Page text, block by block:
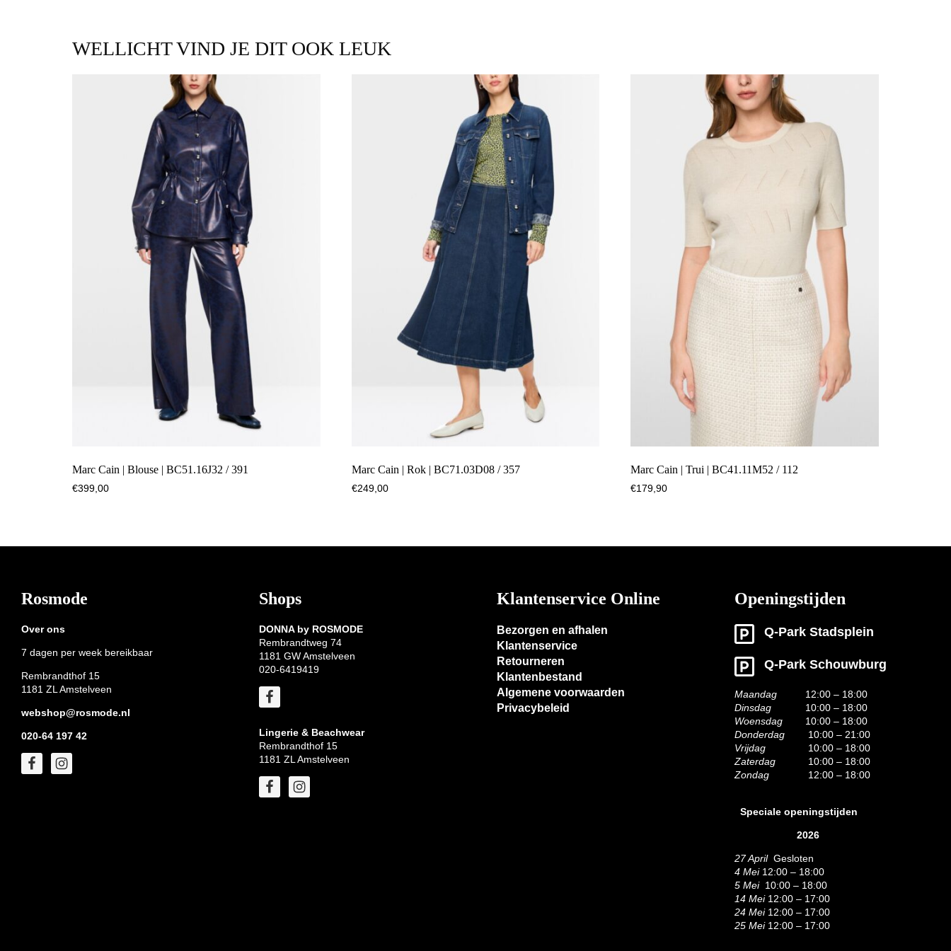
WELLICHT VIND JE DIT OOK LEUK
Marc Cain | Blouse | BC51.16J32 / 391
€399,00
Marc Cain | Rok | BC71.03D08 / 357
€249,00
Marc Cain | Trui | BC41.11M52 / 112
€179,90
Footer
Rosmode
Over ons
7 dagen per week bereikbaar
Rembrandthof 15
1181 ZL Amstelveen
webshop@rosmode.nl
020-64 197 42
Shops
DONNA by ROSMODE
Rembrandtweg 74
1181 GW Amstelveen
020-6419419
Lingerie & Beachwear
Rembrandthof 15
1181 ZL Amstelveen
Klantenservice Online
Bezorgen en afhalen
Klantenservice
Retourneren
Klantenbestand
Algemene voorwaarden
Privacybeleid
Openingstijden
Q-Park Stadsplein
Q-Park Schouwburg
Maandag
12:00 – 18:00
Dinsdag
10:00 – 18:00
Woensdag
10:00 – 18:00
Donderdag
10:00 – 21:00
Vrijdag
10:00 – 18:00
Zaterdag
10:00 – 18:00
Zondag
12:00 – 18:00
Speciale openingstijden
2026
27 AprilGesloten
4 Mei12:00 – 18:00
5 Mei10:00 – 18:00
14 Mei12:00 – 17:00
24 Mei12:00 – 17:00
25 Mei 12:00 – 17:00